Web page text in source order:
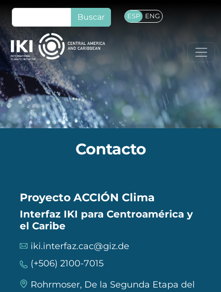
Pasar al contenido principal
Buscar ESP ENG
Contacto
Proyecto ACCIÓN Clima
Interfaz IKI para Centroamérica y
el Caribe
iki.interfaz.cac@giz.de
(+506) 2100-7015
Rohrmoser, De la Segunda Etapa del